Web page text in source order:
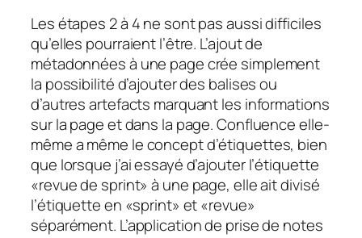
Les étapes 2 à 4 ne sont pas aussi difficiles
qu’elles pourraient l’être. L’ajout de
métadonnées à une page crée simplement
la possibilité d’ajouter des balises ou
d’autres artefacts marquant les informations
sur la page et dans la page. Confluence elle-
même a même le concept d’étiquettes, bien
que lorsque j’ai essayé d’ajouter l’étiquette
«revue de sprint» à une page, elle ait divisé
l’étiquette en «sprint» et «revue»
séparément. L’application de prise de notes